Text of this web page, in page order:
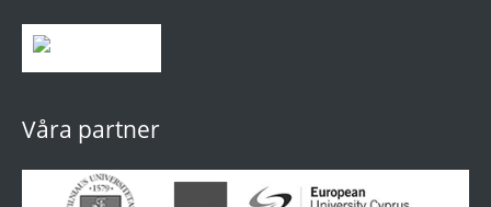
Våra partner